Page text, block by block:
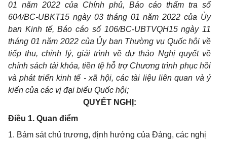
01 năm 2022 của Chính phủ, Báo cáo thẩm tra số
604/BC-UBKT15 ngày 03 tháng 01 năm 2022 của Ủy
ban Kinh tế, Báo cáo số 106/BC-UBTVQH15 ngày 11
tháng 01 năm 2022 của Ủy ban Thường vụ Quốc hội về
tiếp thu, chỉnh lý, giải trình về dự thảo Nghị quyết về
chính sách tài khóa, tiền tệ hỗ trợ Chương trình phục hồi
và phát triển kinh tế - xã hội, các tài liệu liên quan và ý
kiến của các vị đại biểu Quốc hội;
QUYẾT NGHỊ:
Điều 1. Quan điểm
1. Bám sát chủ trương, định hướng của Đảng, các nghị